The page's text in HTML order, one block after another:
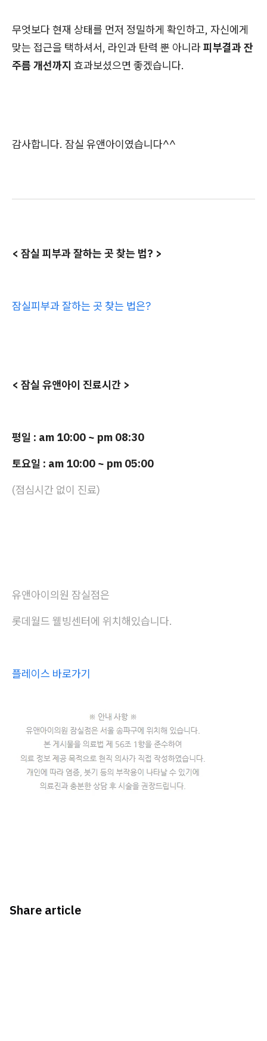
무엇보다 현재 상태를 먼저 정밀하게 확인하고, 자신에게
맞는 접근을 택하셔서, 라인과 탄력 뿐 아니라피부결과 잔
주름 개선까지 효과보셨으면 좋겠습니다.
감사합니다. 잠실 유앤아이였습니다^^
< 잠실 피부과 잘하는 곳 찾는 법? >
잠실피부과 잘하는 곳 찾는 법은?
< 잠실 유앤아이 진료시간 >
평일 : am 10:00 ~ pm 08:30
토요일 : am 10:00 ~ pm 05:00
(점심시간 없이 진료)
유앤아이의원 잠실점은
롯데월드 웰빙센터에 위치해있습니다.
플레이스 바로가기
Share article